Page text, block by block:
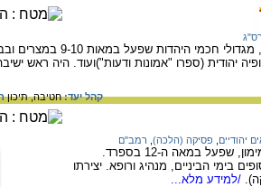
המידע בדף זה עוסק ברס"ג - רב
יהודית (ספרו "אמונות ודעות")ועוד. היה ראש
קהל יעד:חטיבה,תיכון
יהודיים פסיקה (הלכה) רמב"ם
המידע בדף זה עוסק ברמב"ם, רבי משה בן מימון, שפעל במאה ה-12 בספרד.
בימי הביניים, מנהיג ורופא. יצירתו
/למידע מלא...